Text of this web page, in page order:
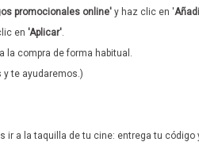
promocionales online' y haz clic en '
en 'Aplicar'.
la compra de forma habitual.
y te ayudaremos.)
ir a la taquilla de tu cine: entrega tu código